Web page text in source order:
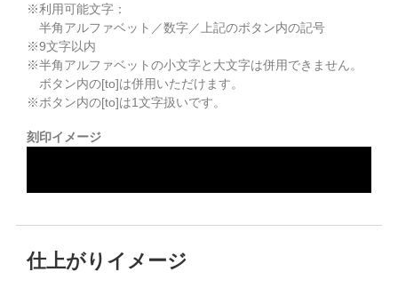
※利用可能文字：
半角アルファベット／数字／上記のボタン内の記号
※9文字以内
※半角アルファベットの小文字と大文字は併用できません。
ボタン内の[to]は併用いただけます。
※ボタン内の[to]は1文字扱いです。
刻印イメージ
仕上がりイメージ